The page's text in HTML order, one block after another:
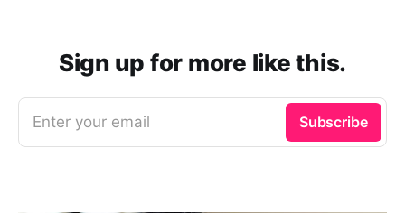
Sign up for more like this.
Enter your email Subscribe